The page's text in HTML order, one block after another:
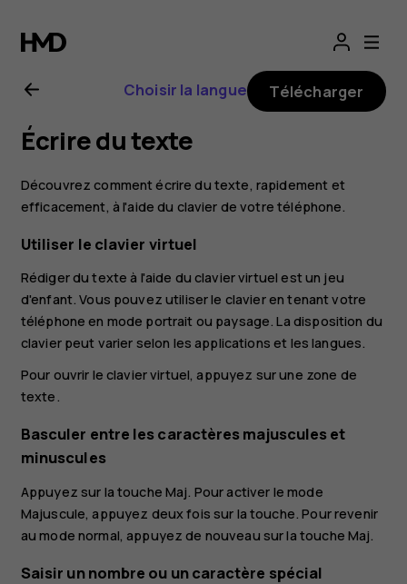
Guide
de
l'utilisateur
Nokia
8.1
Choisir la langue Télécharger
Écrire du texte
Découvrez comment écrire du texte, rapidement et
efficacement, à l'aide du clavier de votre téléphone.
Utiliser le clavier virtuel
Rédiger du texte à l'aide du clavier virtuel est un jeu
d'enfant. Vous pouvez utiliser le clavier en tenant votre
téléphone en mode portrait ou paysage. La disposition du
clavier peut varier selon les applications et les langues.
Pour ouvrir le clavier virtuel, appuyez sur une zone de
texte.
Basculer entre les caractères majuscules et
minuscules
Appuyez sur la touche Maj. Pour activer le mode
Majuscule, appuyez deux fois sur la touche. Pour revenir
au mode normal, appuyez de nouveau sur la touche Maj.
Saisir un nombre ou un caractère spécial